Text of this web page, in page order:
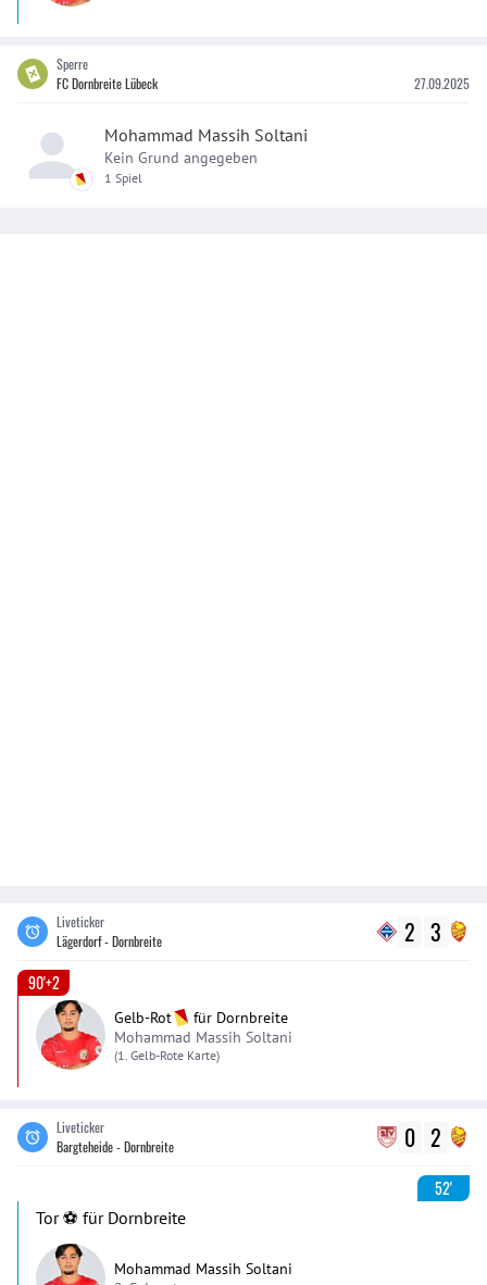
Sperre
FC Dornbreite Lübeck
27.09.2025
Mohammad Massih Soltani
Kein Grund angegeben
1 Spiel
Liveticker
Lägerdorf - Dornbreite
2 3
90'+2
Gelb-Rot für Dornbreite
Mohammad Massih Soltani
(1. Gelb-Rote Karte)
Liveticker
Bargteheide - Dornbreite
0 2
52'
Tor ⚽️ für Dornbreite
Mohammad Massih Soltani